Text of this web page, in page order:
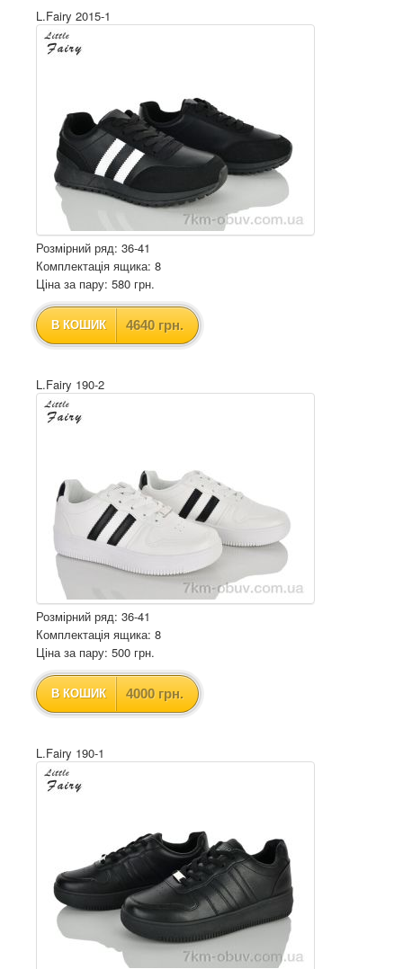
L.Fairy 2015-1
Розмірний ряд: 36-41
Комплектація ящика: 8
Ціна за пару: 580 грн.
В КОШИК 4640 грн.
L.Fairy 190-2
Розмірний ряд: 36-41
Комплектація ящика: 8
Ціна за пару: 500 грн.
В КОШИК 4000 грн.
L.Fairy 190-1